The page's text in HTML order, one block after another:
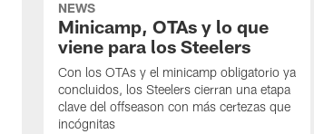
NEWS
Minicamp, OTAs y lo que
viene para los Steelers
Con los OTAs y el minicamp obligatorio ya
concluidos, los Steelers cierran una etapa
clave del offseason con más certezas que
incógnitas